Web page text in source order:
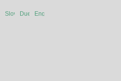
SlovenskáDuetsche
English